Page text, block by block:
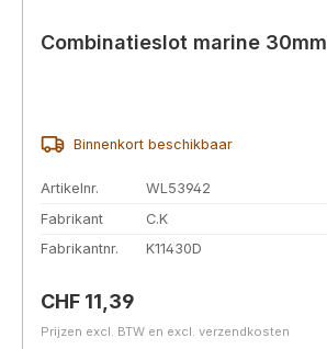
Combinatieslot marine 30mm
Binnenkort beschikbaar
Artikelnr.
WL53942
Fabrikant
C.K
Fabrikantnr.
K11430D
Normale prijs:
CHF 11,39
Prijzen excl. BTW en excl. verzendkosten